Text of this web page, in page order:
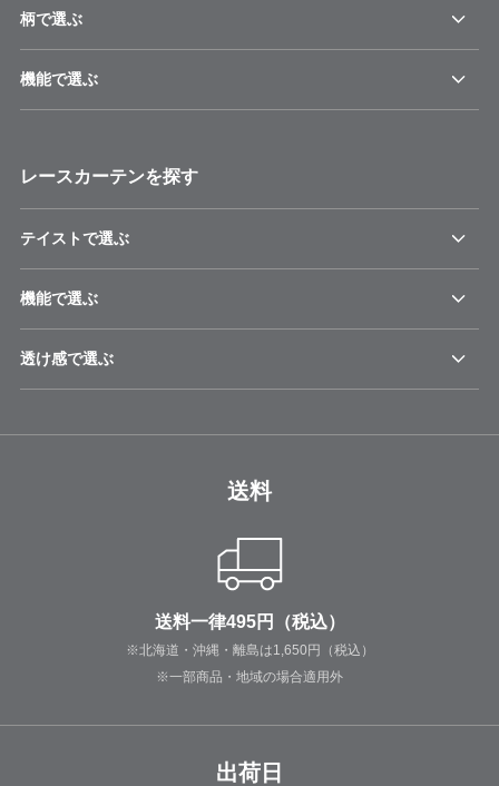
柄で選ぶ
機能で選ぶ
レースカーテンを探す
テイストで選ぶ
機能で選ぶ
透け感で選ぶ
送料
送料一律495円（税込）
※北海道・沖縄・離島は1,650円（税込）
※一部商品・地域の場合適用外
出荷日